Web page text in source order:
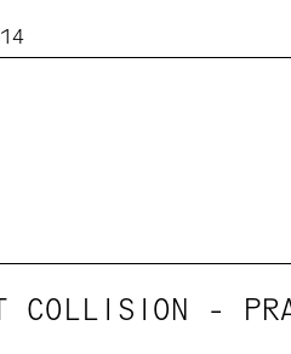
COLLISION -